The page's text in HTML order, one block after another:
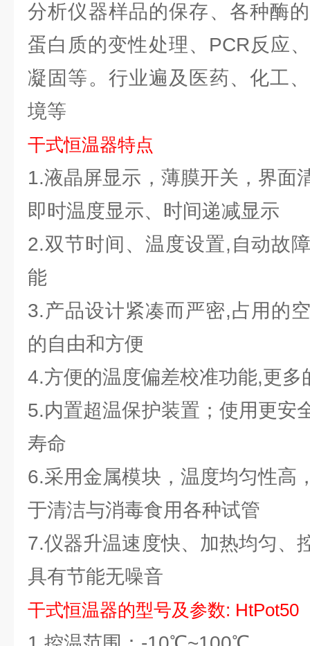
分析仪器样品的保存、各种酶
蛋白质的变性处理、PCR反应
凝固等。行业遍及医药、化工
境等
干式恒温器特点
1.液晶屏显示，薄膜开关，界面
即时温度显示、时间递减显示
2.双节时间、温度设置,自动故
能
3.产品设计紧凑而严密,占用的
的自由和方便
4.方便的温度偏差校准功能,更多
5.内置超温保护装置；使用更安
寿命
6.采用金属模块，温度均匀性高
于清洁与消毒食用各种试管
7.仪器升温速度快、加热均匀、
具有节能无噪音
干式恒温器的型号及参数: HtPot50